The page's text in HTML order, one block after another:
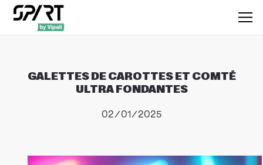
GALETTES DE CAROTTES ET COMTÉ
ULTRA FONDANTES
02/01/2025